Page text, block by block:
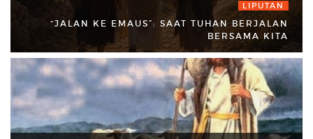
LIPUTAN
“JALAN KE EMAUS”: SAAT TUHAN BERJALAN
BERSAMA KITA